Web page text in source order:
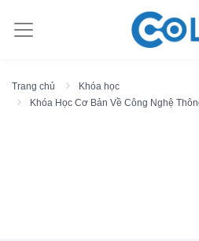
Trang chủ
Khóa học
Khóa Học Cơ Bản Về Công Nghệ